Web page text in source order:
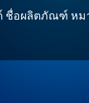
ชื่อผลิตภัณฑ์ ห